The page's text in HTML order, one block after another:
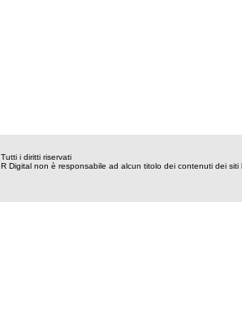
Tutti i diritti riservati
R Digital non è responsabile ad alcun titolo dei contenuti dei siti